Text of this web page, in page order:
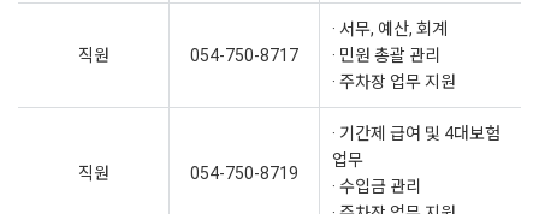
직원 054-750-8717
· 서무, 예산, 회계
· 민원 총괄 관리
· 주차장 업무 지원
직원 054-750-8719
· 기간제 급여 및 4대보험
업무
· 수입금 관리